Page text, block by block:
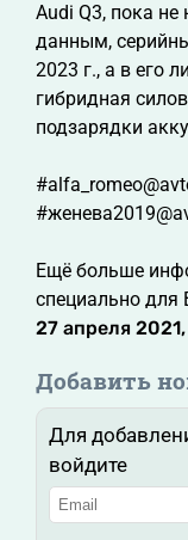
Audi Q3, пока
данным,
2023 г., а в его
гибридная
подзарядки
Ещё больше
специально для
27 апреля
Добавить
Для
войдите